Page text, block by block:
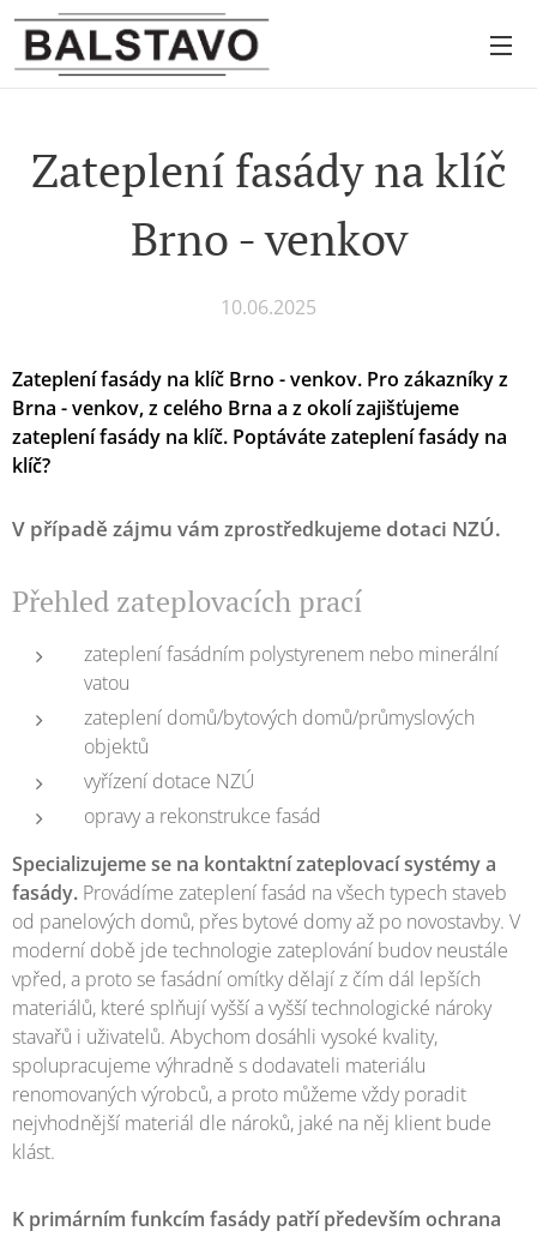
Zateplení fasády na klíč
Brno - venkov
10.06.2025
Zateplení fasády na klíč Brno - venkov. Pro zákazníky z
Brna - venkov, z celého Brna a z okolí zajišťujeme
zateplení fasády na klíč. Poptáváte zateplení fasády na
klíč?
V případě zájmu vám zprostředkujeme dotaci NZÚ.
Přehled zateplovacích prací
zateplení fasádním polystyrenem nebo minerální
vatou
zateplení domů/bytových domů/průmyslových
objektů
vyřízení dotace NZÚ
opravy a rekonstrukce fasád
Specializujeme se na kontaktní zateplovací systémy a
fasády. Provádíme zateplení fasád na všech typech staveb
od panelových domů, přes bytové domy až po novostavby. V
moderní době jde technologie zateplování budov neustále
vpřed, a proto se fasádní omítky dělají z čím dál lepších
materiálů, které splňují vyšší a vyšší technologické nároky
stavařů i uživatelů. Abychom dosáhli vysoké kvality,
spolupracujeme výhradně s dodavateli materiálu
renomovaných výrobců, a proto můžeme vždy poradit
nejvhodnější materiál dle nároků, jaké na něj klient bude
klást.
K primárním funkcím fasády patří především ochrana